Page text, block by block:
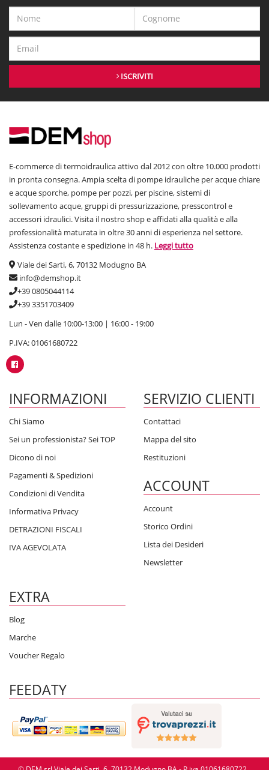
ISCRIVITI
E-commerce di termoidraulica attivo dal 2012 con oltre 10.000 prodotti
in pronta consegna. Ampia scelta di pompe idrauliche per acque chiare
e acque sporche, pompe per pozzi, per piscine, sistemi di
sollevamento acque, gruppi di pressurizzazione, presscontrol e
accessori idraulici. Visita il nostro shop e affidati alla qualità e alla
professionalità maturata in oltre 30 anni di esperienza nel settore.
Assistenza costante e spedizione in 48 h. Leggi tutto
Viale dei Sarti, 6, 70132 Modugno BA
info@demshop.it
+39 0805044114
+39 3351703409
Lun - Ven dalle 10:00-13:00 | 16:00 - 19:00
P.IVA: 01061680722
INFORMAZIONI
Chi Siamo
Sei un professionista? Sei TOP
Dicono di noi
Pagamenti & Spedizioni
Condizioni di Vendita
Informativa Privacy
DETRAZIONI FISCALI
IVA AGEVOLATA
SERVIZIO CLIENTI
Contattaci
Mappa del sito
Restituzioni
ACCOUNT
Account
Storico Ordini
Lista dei Desideri
Newsletter
EXTRA
Blog
Marche
Voucher Regalo
FEEDATY